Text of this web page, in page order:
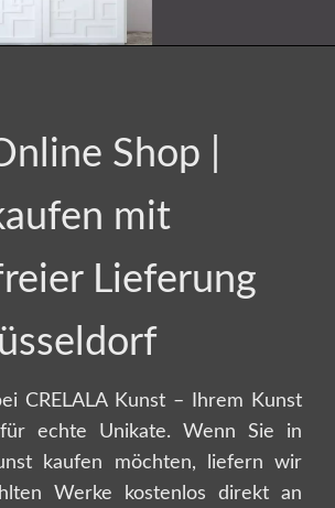
Shop |
mit
Lieferung
CRELALA Kunst – Ihrem Kunst
echte Unikate. Wenn Sie in
kaufen möchten, liefern wir
Werke kostenlos direkt an